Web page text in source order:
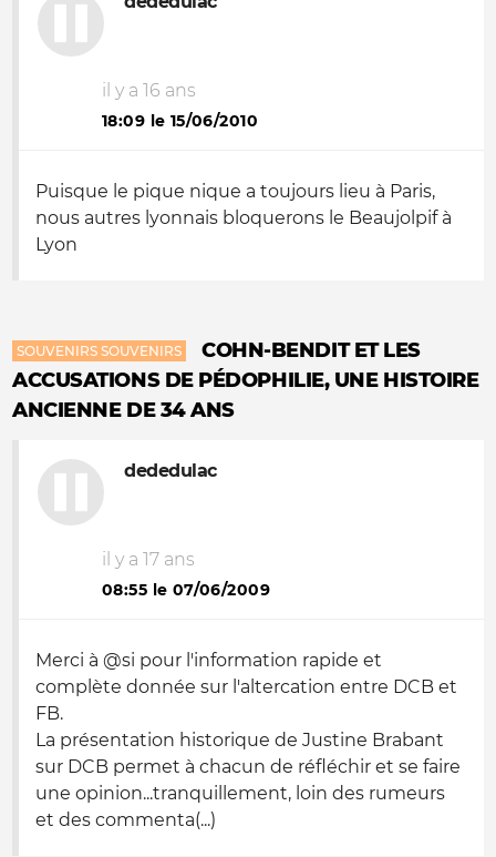
il y a 16 ans
18:09 le 15/06/2010
Puisque le pique nique a toujours lieu à Paris,
nous autres lyonnais bloquerons le Beaujolpif à
Lyon
SOUVENIRS SOUVENIRS
COHN-BENDIT ET LES
ACCUSATIONS DE PÉDOPHILIE, UNE HISTOIRE
ANCIENNE DE 34 ANS
dededulac
il y a 17 ans
08:55 le 07/06/2009
Merci à @si pour l'information rapide et
complète donnée sur l'altercation entre DCB et
FB.
La présentation historique de Justine Brabant
sur DCB permet à chacun de réfléchir et se faire
une opinion...tranquillement, loin des rumeurs
et des commenta(...)